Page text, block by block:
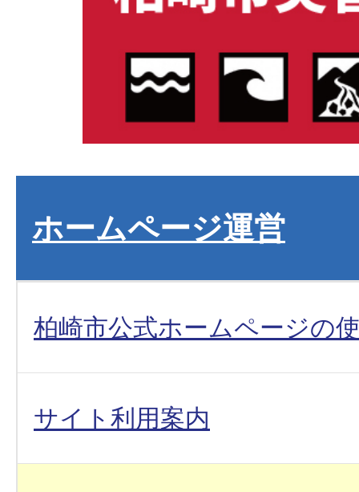
ホームページ運営
柏崎市公式ホームページの
サイト利用案内